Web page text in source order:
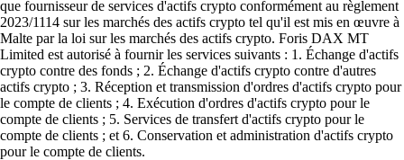
que fournisseur de services d'actifs crypto conformément au règlement
2023/1114 sur les marchés des actifs crypto tel qu'il est mis en œuvre à
Malte par la loi sur les marchés des actifs crypto. Foris DAX MT
Limited est autorisé à fournir les services suivants : 1. Échange d'actifs
crypto contre des fonds ; 2. Échange d'actifs crypto contre d'autres
actifs crypto ; 3. Réception et transmission d'ordres d'actifs crypto pour
le compte de clients ; 4. Exécution d'ordres d'actifs crypto pour le
compte de clients ; 5. Services de transfert d'actifs crypto pour le
compte de clients ; et 6. Conservation et administration d'actifs crypto
pour le compte de clients.